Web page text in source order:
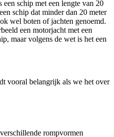
schip met een lengte van 20
schip dat minder dan 20 meter
wel boten of jachten genoemd.
een motorjacht met een
maar volgens de wet is het een
vooral belangrijk als we het over
rompvormen